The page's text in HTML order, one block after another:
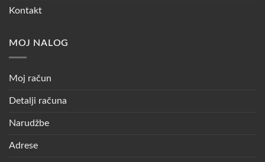
Kontakt
MOJ NALOG
Moj račun
Detalji računa
Narudžbe
Adrese